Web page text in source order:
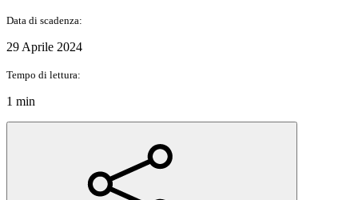
Data di scadenza:
29 Aprile 2024
Tempo di lettura:
1 min